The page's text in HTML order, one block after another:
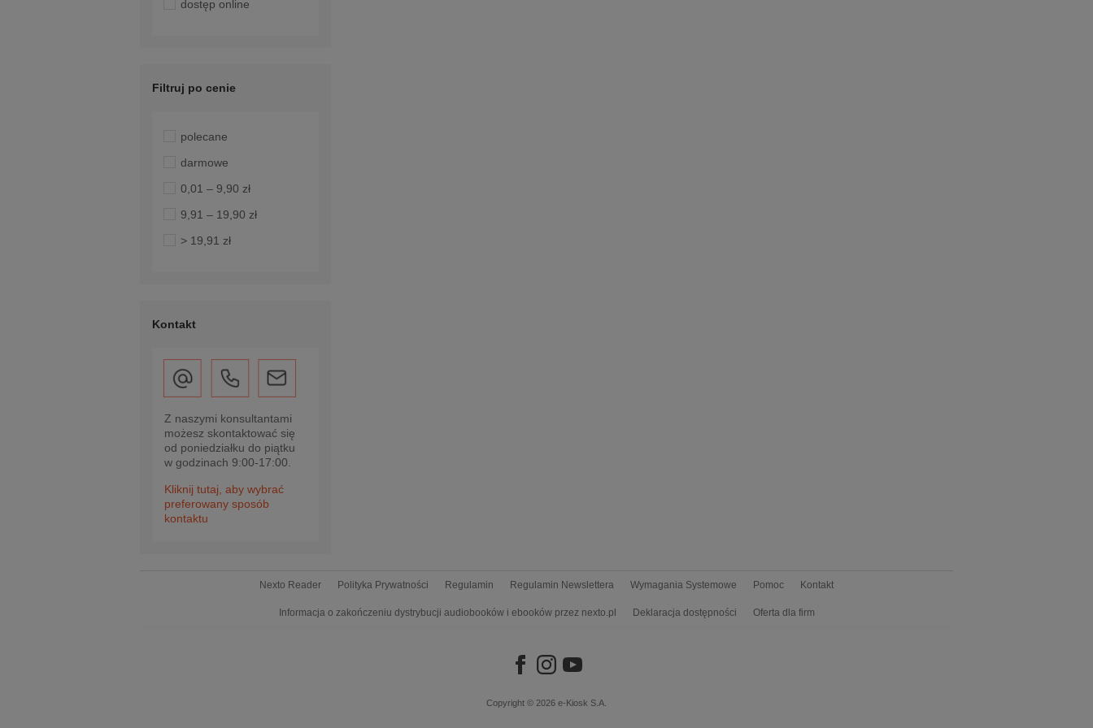
dostęp online
Filtruj po cenie
polecane
darmowe
0,01 – 9,90 zł
9,91 – 19,90 zł
> 19,91 zł
Kontakt
Z naszymi konsultantami
możesz skontaktować się
od poniedziałku do piątku
w godzinach 9:00-17:00.
Kliknij tutaj, aby wybrać
preferowany sposób
kontaktu
Nexto Reader Polityka Prywatności Regulamin Regulamin Newslettera Wymagania Systemowe Pomoc Kontakt
Informacja o zakończeniu dystrybucji audiobooków i ebooków przez nexto.pl Deklaracja dostępności Oferta dla firm
Copyright © 2026 e-Kiosk S.A.